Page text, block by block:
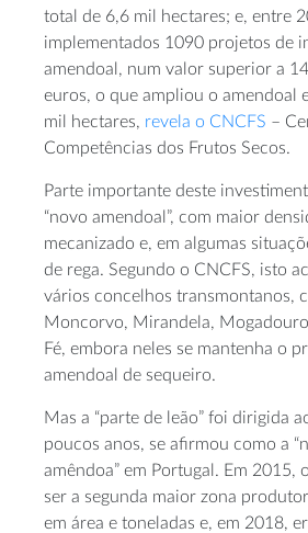
total de 6,6 mil hectares; e, entre
implementados 1090 projetos de
amendoal, num valor superior a
euros, o que ampliou o amendoal
mil hectares, revela o CNCFS –
Competências dos Frutos Secos.
Parte importante deste
“novo amendoal”, com maior
mecanizado e, em algumas
de rega. Segundo o CNCFS, isto
vários concelhos transmontanos,
Moncorvo, Mirandela,
Fé, embora neles se mantenha o
amendoal de sequeiro.
Mas a “parte de leão” foi dirigida
poucos anos, se afirmou como a
amêndoa” em Portugal. Em 2015,
ser a segunda maior zona
em área e toneladas e, em 2018,